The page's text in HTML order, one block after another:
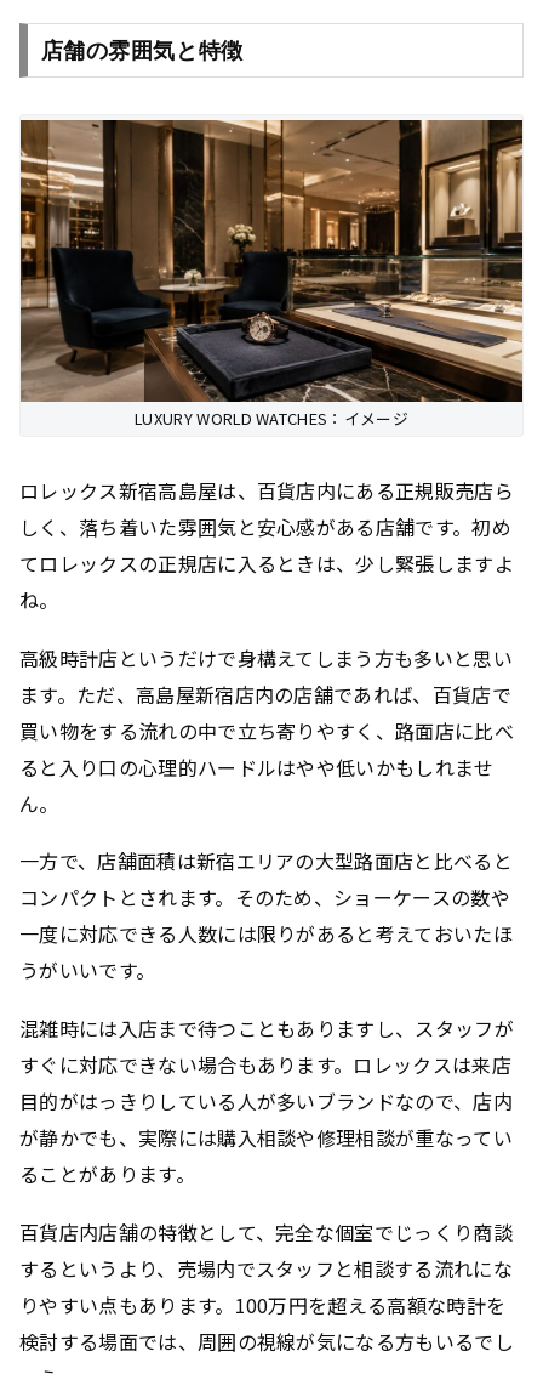
店舗の雰囲気と特徴
LUXURY WORLD WATCHES：イメージ
ロレックス新宿高島屋は、百貨店内にある正規販売店ら
しく、落ち着いた雰囲気と安心感がある店舗です。初め
てロレックスの正規店に入るときは、少し緊張しますよ
ね。
高級時計店というだけで身構えてしまう方も多いと思い
ます。ただ、高島屋新宿店内の店舗であれば、百貨店で
買い物をする流れの中で立ち寄りやすく、路面店に比べ
ると入り口の心理的ハードルはやや低いかもしれませ
ん。
一方で、店舗面積は新宿エリアの大型路面店と比べると
コンパクトとされます。そのため、ショーケースの数や
一度に対応できる人数には限りがあると考えておいたほ
うがいいです。
混雑時には入店まで待つこともありますし、スタッフが
すぐに対応できない場合もあります。ロレックスは来店
目的がはっきりしている人が多いブランドなので、店内
が静かでも、実際には購入相談や修理相談が重なってい
ることがあります。
百貨店内店舗の特徴として、完全な個室でじっくり商談
するというより、売場内でスタッフと相談する流れにな
りやすい点もあります。100万円を超える高額な時計を
検討する場面では、周囲の視線が気になる方もいるでし